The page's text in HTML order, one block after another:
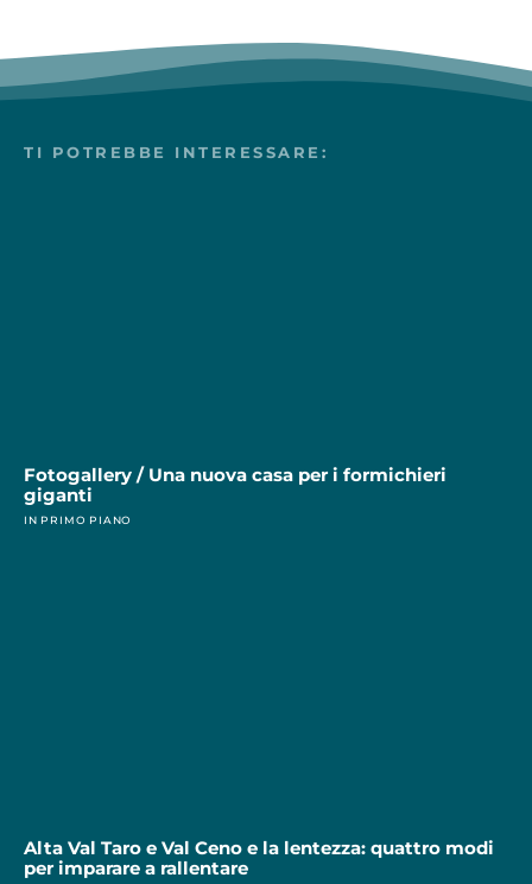
TI POTREBBE INTERESSARE:
Fotogallery / Una nuova casa per i formichieri
giganti
IN PRIMO PIANO
Alta Val Taro e Val Ceno e la lentezza: quattro modi
per imparare a rallentare